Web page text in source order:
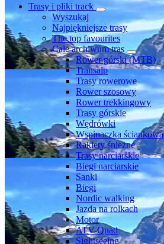
Trasy i pliki track
Wyszukaj
Najpiękniejsze trasy
The top favourites
Całe archiwum tras
Rower górski (MTB)
Transalp
Trasy rowerowe
Rower szosowy
Rower trekkingowy
Trasy górskie
Wędrówki
Wspinaczka ściankowa
Rakiety śnieżne
Trasy narciarskie
Biegi narciarskie
Sanki
Biegi
Nordic walking
Jazda na rolkach
Motor
ATV-Quad
Sightseeing